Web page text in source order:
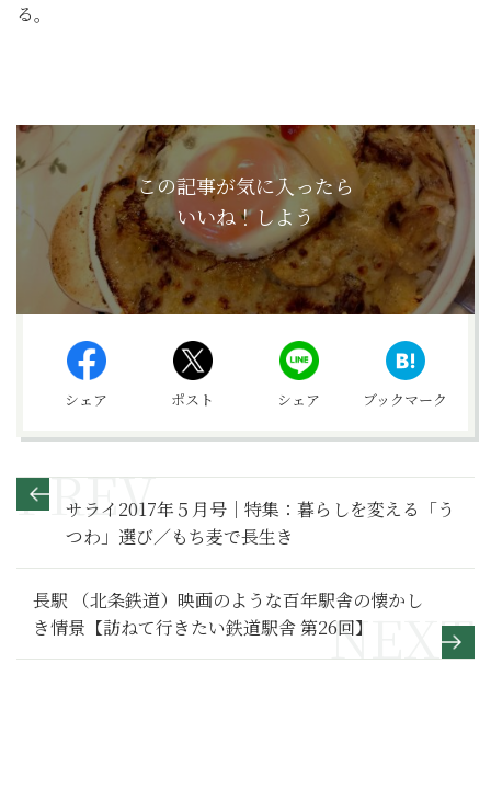
る。
この記事が気に入ったら
いいね！しよう
シェア ポスト シェア ブックマーク
サライ2017年５月号｜特集：暮らしを変える「う
つわ」選び／もち麦で長生き
長駅 （北条鉄道）映画のような百年駅舎の懐かし
き情景【訪ねて行きたい鉄道駅舎 第26回】